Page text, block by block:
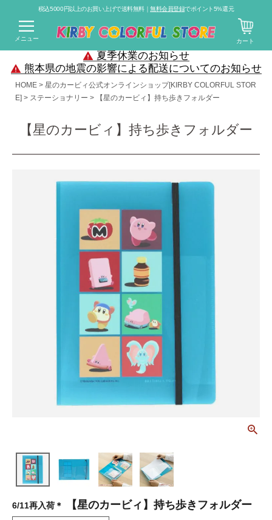
税込5000円以上のお買い上げで送料無料｜無料会員登録でポイント5%還元
メニュー カート
夏季休業のお知らせ
熊本県の地震の影響による配送についてのお知らせ
HOME
星のカービィ公式オンラインショップ[KIRBY COLORFUL STOR
E]
ステーショナリー 【星のカービィ】持ち歩きフォルダー
【星のカービィ】持ち歩きフォルダー
6/11再入荷＊ 【星のカービィ】持ち歩きフォルダー